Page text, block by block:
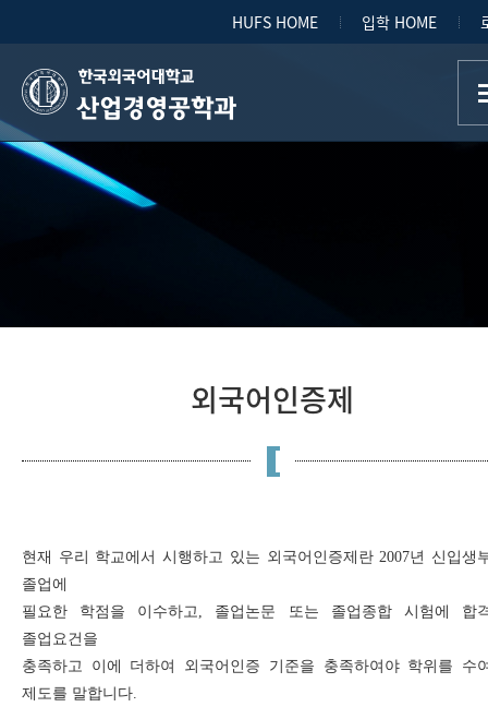
HUFS HOME 입학 HOME
산업경영공학과
외국어인증제
현재 우리 학교에서 시행하고 있는 외국어인증제란 2007년 신입생
졸업에
필요한 학점을 이수하고, 졸업논문 또는 졸업종합 시험에 합
졸업요건을
충족하고 이에 더하여 외국어인증 기준을 충족하여야 학위를 수
제도를 말합니다.